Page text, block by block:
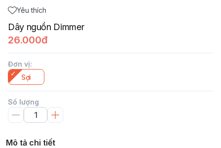
Yêu thích
Dây nguồn Dimmer
26.000đ
Đơn vị:
Sợi
Số lượng
Mô tả chi tiết